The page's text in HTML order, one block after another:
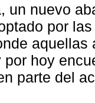
un nuevo
por
por hoy
parte del